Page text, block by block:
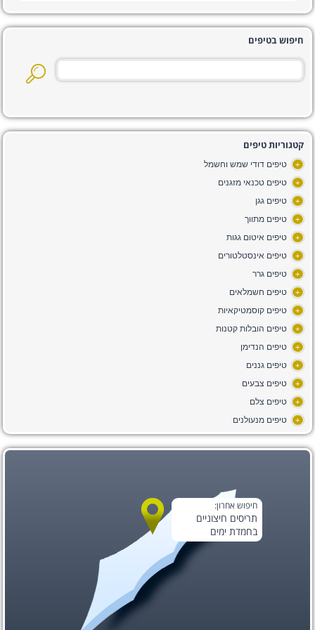
חיפוש בטיפים
קטגוריות טיפים
+ טיפים דודי שמש וחשמל
+ טיפים טכנאי מזגנים
+ טיפים גגן
+ טיפים מתווך
+ טיפים איטום גגות
+ טיפים אינסטלטורים
+ טיפים גרר
+ טיפים חשמלאים
+ טיפים קוסמטיקאיות
+ טיפים הובלות קטנות
+ טיפים הנדימן
+ טיפים גננים
+ טיפים צבעים
+ טיפים צלם
+ טיפים מנעולנים
חיפוש אחרון:
תריסים חיצוניים
בחמדת ימים